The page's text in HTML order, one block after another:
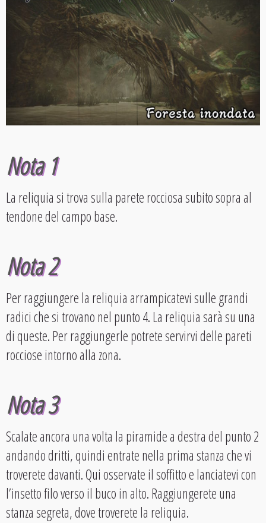
Nota 1
La reliquia si trova sulla parete rocciosa subito sopra al
tendone del campo base.
Nota 2
Per raggiungere la reliquia arrampicatevi sulle grandi
radici che si trovano nel punto 4. La reliquia sarà su una
di queste. Per raggiungerle potrete servirvi delle pareti
rocciose intorno alla zona.
Nota 3
Scalate ancora una volta la piramide a destra del punto 2
andando dritti, quindi entrate nella prima stanza che vi
troverete davanti. Qui osservate il soffitto e lanciatevi con
l’insetto filo verso il buco in alto. Raggiungerete una
stanza segreta, dove troverete la reliquia.